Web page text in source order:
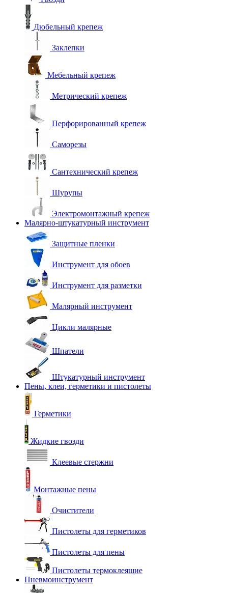
Дюбельный крепеж
Заклепки
Мебельный крепеж
Метрический крепеж
Перфорированный крепеж
Саморезы
Сантехнический крепеж
Шурупы
Электромонтажный крепеж
Малярно-штукатурный инструмент
Защитные пленки
Инструмент для обоев
Инструмент для разметки
Малярный инструмент
Цикли малярные
Шпатели
Штукатурный инструмент
Пены, клеи, герметики и пистолеты
Герметики
Жидкие гвозди
Клеевые стержни
Монтажные пены
Очистители
Пистолеты для герметиков
Пистолеты для пены
Пистолеты термоклеящие
Пневмоинструмент